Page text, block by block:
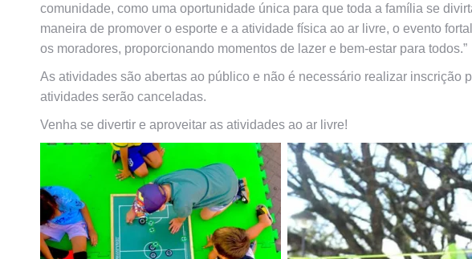
comunidade, como uma oportunidade única para que toda a família se
maneira de promover o esporte e a atividade física ao ar livre, o evento
os moradores, proporcionando momentos de lazer e bem-estar para todos.”
As atividades são abertas ao público e não é necessário realizar inscrição
atividades serão canceladas.
Venha se divertir e aproveitar as atividades ao ar livre!